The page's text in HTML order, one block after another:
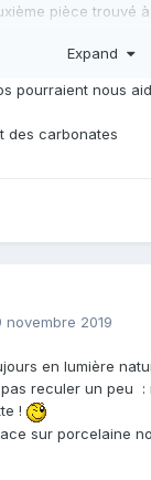
pièce trouvé
être de
prise de derrière.
la lumière n'est pas
très très nettes.
Expand
pourraient nous
des carbonates
novembre 2019
en lumière
reculer un peu :
!
sur porcelaine